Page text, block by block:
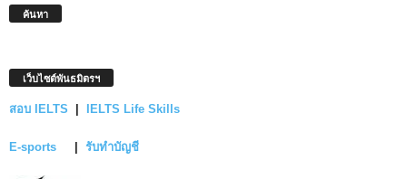
ค้นหา
เว็บไซต์พันธมิตรฯ
สอบ IELTS | IELTS Life Skills
E-sports | รับทำบัญชี